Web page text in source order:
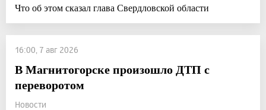
Что об этом сказал глава Свердловской области
16:00, 7 авг 2026
В Магнитогорске произошло ДТП с
переворотом
Новости